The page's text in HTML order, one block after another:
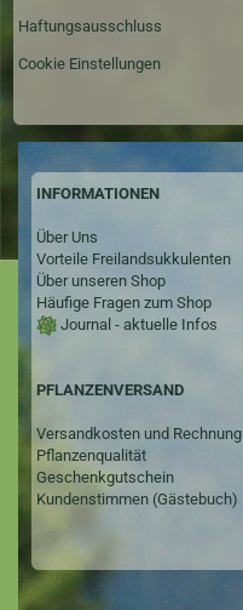
Haftungsausschluss
Cookie Einstellungen
INFORMATIONEN
Über Uns
Vorteile Freilandsukkulenten
Über unseren Shop
Häufige Fragen zum Shop
Journal - aktuelle Infos
PFLANZENVERSAND
Versandkosten und Rechnung
Pflanzenqualität
Geschenkgutschein
Kundenstimmen (Gästebuch)